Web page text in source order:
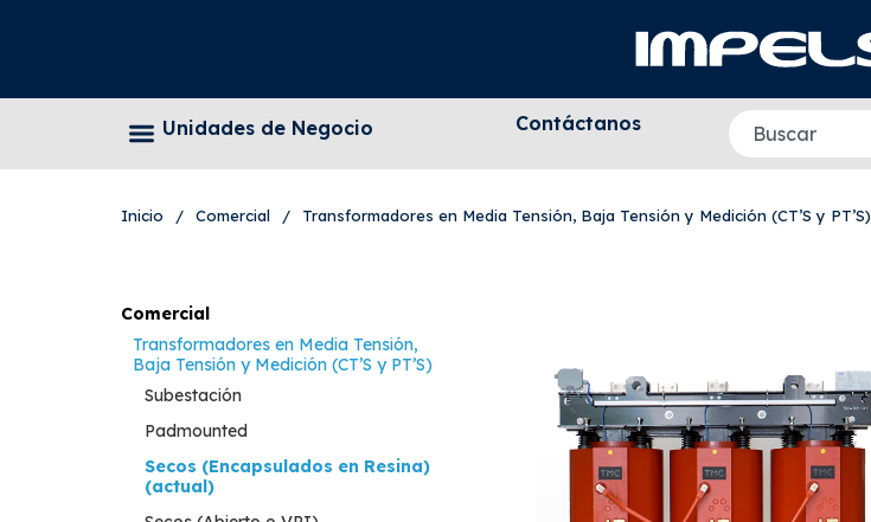
Unidades de Negocio Contáctanos
Inicio / Comercial / Transformadores en Media Tensión, Baja Tensión y Medición (CT’S y PT’S)
Comercial
Transformadores en Media Tensión,
Baja Tensión y Medición (CT’S y PT’S)
Subestación
Padmounted
Secos (Encapsulados en Resina)
(actual)